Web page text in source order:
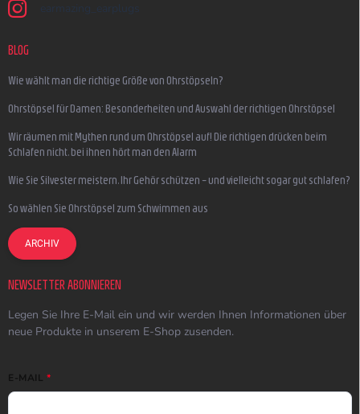
earmazing_earplugs
BLOG
Wie wählt man die richtige Größe von Ohrstöpseln?
Ohrstöpsel für Damen: Besonderheiten und Auswahl der richtigen Ohrstöpsel
Wir räumen mit Mythen rund um Ohrstöpsel auf! Die richtigen drücken beim
Schlafen nicht, bei ihnen hört man den Alarm
Wie Sie Silvester meistern, Ihr Gehör schützen – und vielleicht sogar gut schlafen?
So wählen Sie Ohrstöpsel zum Schwimmen aus
ARCHIV
NEWSLETTER ABONNIEREN
Legen Sie Ihre E-Mail ein und wir werden Ihnen Informationen über
neue Produkte in unserem E-Shop zusenden.
E-MAIL